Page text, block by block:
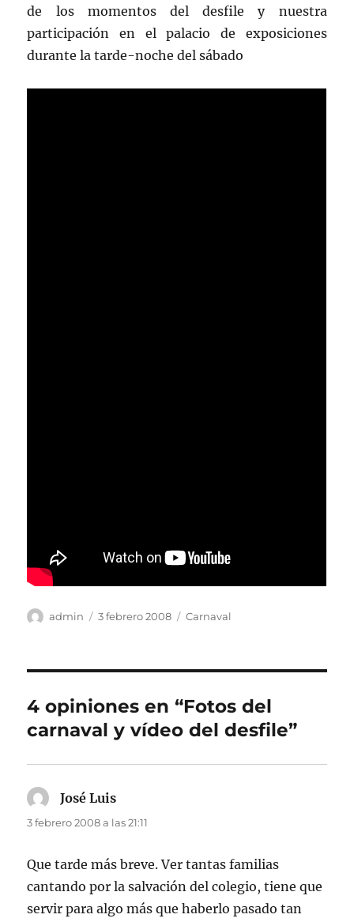
de los momentos del desfile y nuestra
participación en el palacio de exposiciones
durante la tarde-noche del sábado
Autor
admin
Publicado
3 febrero 2008 Categorías
Carnaval
4 opiniones en “Fotos del
carnaval y vídeo del desfile”
José Luis
3 febrero 2008 a las 21:11
Que tarde más breve. Ver tantas familias
cantando por la salvación del colegio, tiene que
servir para algo más que haberlo pasado tan